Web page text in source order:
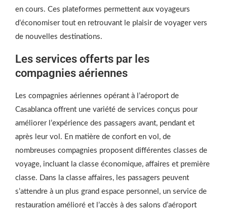
en cours. Ces plateformes permettent aux voyageurs
d’économiser tout en retrouvant le plaisir de voyager vers
de nouvelles destinations.
Les services offerts par les
compagnies aériennes
Les compagnies aériennes opérant à l’aéroport de
Casablanca offrent une variété de services conçus pour
améliorer l’expérience des passagers avant, pendant et
après leur vol. En matière de confort en vol, de
nombreuses compagnies proposent différentes classes de
voyage, incluant la classe économique, affaires et première
classe. Dans la classe affaires, les passagers peuvent
s’attendre à un plus grand espace personnel, un service de
restauration amélioré et l’accès à des salons d’aéroport